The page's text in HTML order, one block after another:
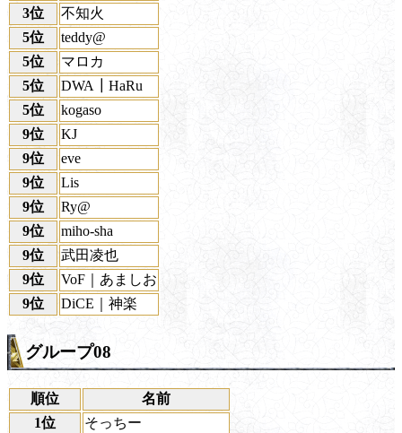
3位
不知火
5位
teddy@
5位
マロカ
5位
DWA┃HaRu
5位
kogaso
9位
KJ
9位
eve
9位
Lis
9位
Ry@
9位
miho-sha
9位
武田凌也
9位
VoF｜あましお
9位
DiCE｜神楽
グループ08
順位
名前
1位
そっちー